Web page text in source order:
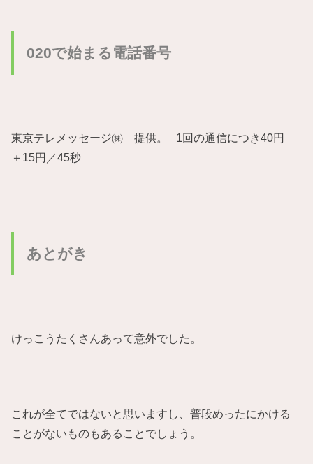
020で始まる電話番号
東京テレメッセージ㈱ 提供。 1回の通信につき40円
＋15円／45秒
あとがき
けっこうたくさんあって意外でした。
これが全てではないと思いますし、普段めったにかける
ことがないものもあることでしょう。